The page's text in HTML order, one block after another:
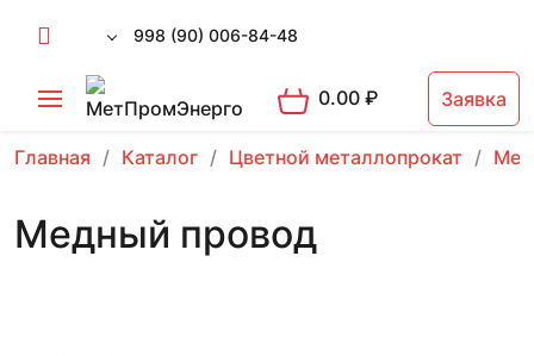
998 (90) 006-84-48
0.00₽ Заявка
Главная Каталог Цветной металлопрокат
Медный провод